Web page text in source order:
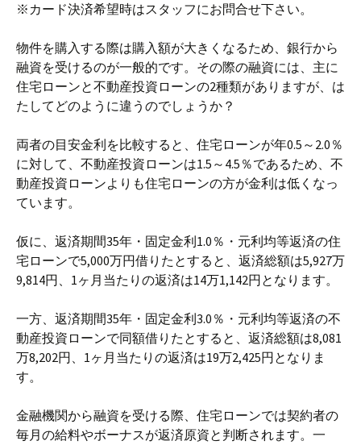
※カード決済希望時はスタッフにお問合せ下さい。
物件を購入する際は購入額が大きくなるため、銀行から
融資を受けるのが一般的です。その際の融資には、主に
住宅ローンと不動産投資ローンの2種類がありますが、は
たしてどのように違うのでしょうか？
両者の目安金利を比較すると、住宅ローンが年0.5～2.0％
に対して、不動産投資ローンは1.5～4.5％であるため、不
動産投資ローンよりも住宅ローンの方が金利は低くなっ
ています。
仮に、返済期間35年・固定金利1.0％・元利均等返済の住
宅ローンで5,000万円借りたとすると、返済総額は5,927万
9,814円、1ヶ月当たりの返済は14万1,142円となります。
一方、返済期間35年・固定金利3.0％・元利均等返済の不
動産投資ローンで同額借りたとすると、返済総額は8,081
万8,202円、1ヶ月当たりの返済は19万2,425円となりま
す。
金融機関から融資を受ける際、住宅ローンでは契約者の
毎月の給料やボーナスが返済原資と判断されます。一